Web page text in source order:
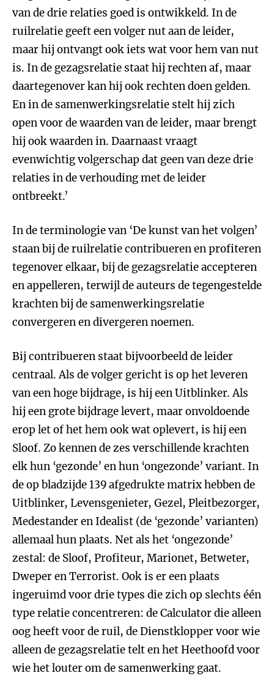
van de drie relaties goed is ontwikkeld. In de
ruilrelatie geeft een volger nut aan de leider,
maar hij ontvangt ook iets wat voor hem van nut
is. In de gezagsrelatie staat hij rechten af, maar
daartegenover kan hij ook rechten doen gelden.
En in de samenwerkingsrelatie stelt hij zich
open voor de waarden van de leider, maar brengt
hij ook waarden in. Daarnaast vraagt
evenwichtig volgerschap dat geen van deze drie
relaties in de verhouding met de leider
ontbreekt.’
In de terminologie van ‘De kunst van het volgen’
staan bij de ruilrelatie contribueren en profiteren
tegenover elkaar, bij de gezagsrelatie accepteren
en appelleren, terwijl de auteurs de tegengestelde
krachten bij de samenwerkingsrelatie
convergeren en divergeren noemen.
Bij contribueren staat bijvoorbeeld de leider
centraal. Als de volger gericht is op het leveren
van een hoge bijdrage, is hij een Uitblinker. Als
hij een grote bijdrage levert, maar onvoldoende
erop let of het hem ook wat oplevert, is hij een
Sloof. Zo kennen de zes verschillende krachten
elk hun ‘gezonde’ en hun ‘ongezonde’ variant. In
de op bladzijde 139 afgedrukte matrix hebben de
Uitblinker, Levensgenieter, Gezel, Pleitbezorger,
Medestander en Idealist (de ‘gezonde’ varianten)
allemaal hun plaats. Net als het ‘ongezonde’
zestal: de Sloof, Profiteur, Marionet, Betweter,
Dweper en Terrorist. Ook is er een plaats
ingeruimd voor drie types die zich op slechts één
type relatie concentreren: de Calculator die alleen
oog heeft voor de ruil, de Dienstklopper voor wie
alleen de gezagsrelatie telt en het Heethoofd voor
wie het louter om de samenwerking gaat.